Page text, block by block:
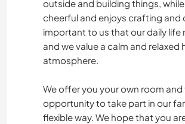
outside and building things,
cheerful and enjoys crafting and
important to us that our daily life
and we value a calm and relaxed
atmosphere.
We offer you your own room and
opportunity to take part in our
flexible way. We hope that you